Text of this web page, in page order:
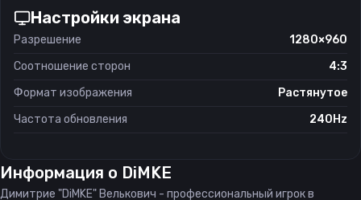
Настройки экрана
Разрешение
1280×960
Соотношение сторон
4:3
Формат изображения
Растянутое
Частота обновления
240Hz
Информация о DiMKE
Димитрие "DiMKE" Велькович - профессиональный игрок в